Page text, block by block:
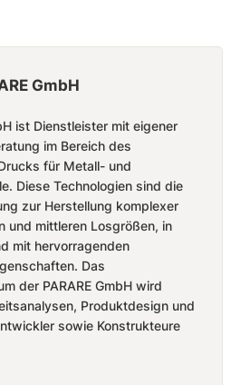
GmbH
ist Dienstleister mit eigener
im Bereich des
für Metall- und
Diese Technologien sind die
zur Herstellung komplexer
und mittleren Losgrößen, in
mit hervorragenden
Das
der PARARE GmbH wird
Produktdesign und
sowie Konstrukteure